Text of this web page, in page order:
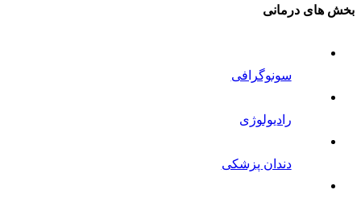
بخش های درمانی
سونوگرافی
رادیولوژی
دندان پزشکی